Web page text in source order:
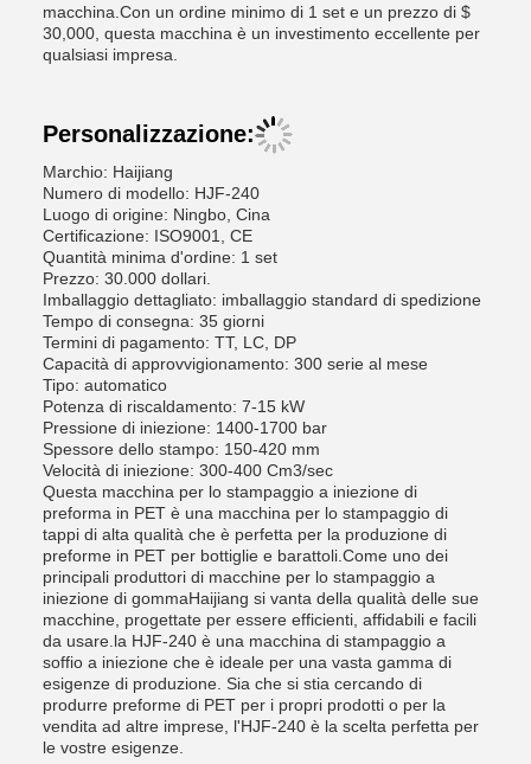
macchina.Con un ordine minimo di 1 set e un prezzo di $
30,000, questa macchina è un investimento eccellente per
qualsiasi impresa.
Personalizzazione:
Marchio: Haijiang
Numero di modello: HJF-240
Luogo di origine: Ningbo, Cina
Certificazione: ISO9001, CE
Quantità minima d'ordine: 1 set
Prezzo: 30.000 dollari.
Imballaggio dettagliato: imballaggio standard di spedizione
Tempo di consegna: 35 giorni
Termini di pagamento: TT, LC, DP
Capacità di approvvigionamento: 300 serie al mese
Tipo: automatico
Potenza di riscaldamento: 7-15 kW
Pressione di iniezione: 1400-1700 bar
Spessore dello stampo: 150-420 mm
Velocità di iniezione: 300-400 Cm3/sec
Questa macchina per lo stampaggio a iniezione di
preforma in PET è una macchina per lo stampaggio di
tappi di alta qualità che è perfetta per la produzione di
preforme in PET per bottiglie e barattoli.Come uno dei
principali produttori di macchine per lo stampaggio a
iniezione di gommaHaijiang si vanta della qualità delle sue
macchine, progettate per essere efficienti, affidabili e facili
da usare.la HJF-240 è una macchina di stampaggio a
soffio a iniezione che è ideale per una vasta gamma di
esigenze di produzione. Sia che si stia cercando di
produrre preforme di PET per i propri prodotti o per la
vendita ad altre imprese, l'HJF-240 è la scelta perfetta per
le vostre esigenze.